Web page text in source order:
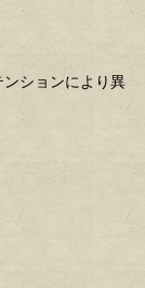
ションにより異